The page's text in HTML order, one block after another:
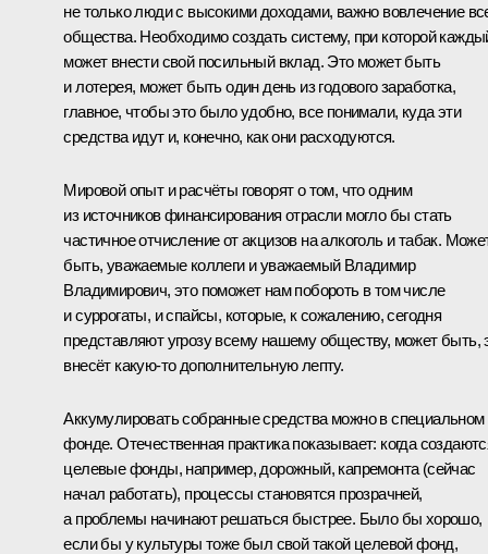
не только люди с высокими доходами, важно вовлечение
общества. Необходимо создать систему, при которой
может внести свой посильный вклад. Это может быть
и лотерея, может быть один день из годового заработка,
главное, чтобы это было удобно, все понимали, куда эти
средства идут и, конечно, как они расходуются.
Мировой опыт и расчёты говорят о том, что одним
из источников финансирования отрасли могло бы стать
частичное отчисление от акцизов на алкоголь и табак.
быть, уважаемые коллеги и уважаемый Владимир
Владимирович, это поможет нам побороть в том числе
и суррогаты, и спайсы, которые, к сожалению, сегодня
представляют угрозу всему нашему обществу, может быть,
внесёт какую‑то дополнительную лепту.
Аккумулировать собранные средства можно в специальном
фонде. Отечественная практика показывает: когда
целевые фонды, например, дорожный, капремонта (сейчас
начал работать), процессы становятся прозрачней,
а проблемы начинают решаться быстрее. Было бы хорошо,
если бы у культуры тоже был свой такой целевой фонд,